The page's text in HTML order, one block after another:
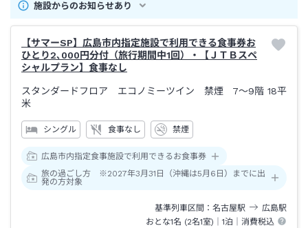
施設からのお知らせあり
【サマーSP】広島市内指定施設で利用できる食事券お
ひとり2､000円分付（旅行期間中1回）・【ＪＴＢスペ
シャルプラン】食事なし
スタンダードフロア エコノミーツイン 禁煙 7～9階 18平
米
シングル 食事なし 禁煙
広島市内指定食事施設で利用できるお食事券
旅の過ごし方 ※2027年3月31日（沖縄は5月6日）までに出
発の方対象
基準列車区間 名古屋駅 広島駅
おとな1名 (2名1室)｜1泊 ｜消費税込